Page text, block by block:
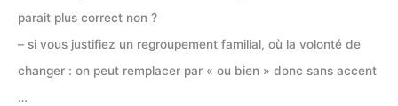
parait plus correct non ?
– si vous justifiez un regroupement familial, où la volonté de
changer : on peut remplacer par « ou bien » donc sans accent
…